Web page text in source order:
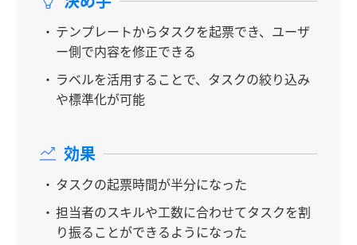
テンプレートからタスクを起票でき、ユーザ
ー側で内容を修正できる
ラベルを活用することで、タスクの絞り込み
や標準化が可能
効果
タスクの起票時間が半分になった
担当者のスキルや工数に合わせてタスクを割
り振ることができるようになった